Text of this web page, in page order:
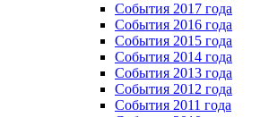
События 2017 года
События 2016 года
События 2015 года
События 2014 года
События 2013 года
События 2012 года
События 2011 года